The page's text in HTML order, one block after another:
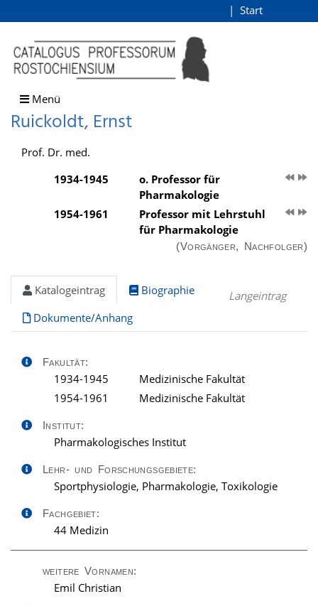
Ruickoldt, Ernst
direkt zum Inhalt
Start
Menü
Ruickoldt, Ernst
Prof. Dr. med.
1934-1945
o. Professor für
Pharmakologie
1954-1961
Professor mit Lehrstuhl
für Pharmakologie
(Vorgänger, Nachfolger)
Katalogeintrag
Biographie
Dokumente/Anhang
Langeintrag
Fakultät:
1934-1945
Medizinische Fakultät
1954-1961
Medizinische Fakultät
Institut:
Pharmakologisches Institut
Lehr- und Forschungsgebiete:
Sportphysiologie, Pharmakologie, Toxikologie
Fachgebiet:
44 Medizin
weitere Vornamen:
Emil Christian